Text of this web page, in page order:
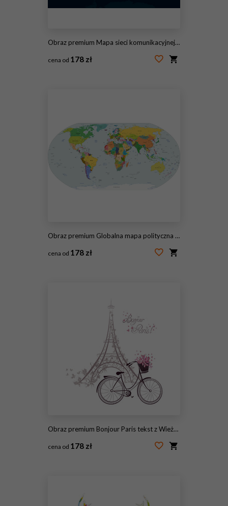
Obraz premium Mapa sieci komunikacyjnej świata
cena od 178 zł
Obraz premium Globalna mapa polityczna świata, wektor
cena od 178 zł
Obraz premium Bonjour Paris tekst z Wieżą Eiffla i rowerem
cena od 178 zł